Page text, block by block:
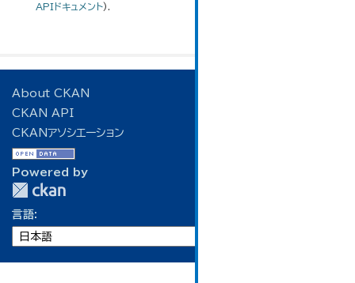
APIドキュメント).
About CKAN
CKAN API
CKANアソシエーション
Powered by
言語